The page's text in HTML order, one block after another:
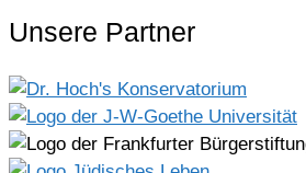
Unsere Partner